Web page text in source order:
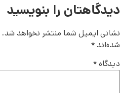
دیدگاهتان را بنویسید
نشانی ایمیل شما منتشر نخواهد شد.
شده‌اند*
دیدگاه*